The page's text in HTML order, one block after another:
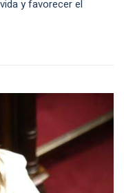
y favorecer el